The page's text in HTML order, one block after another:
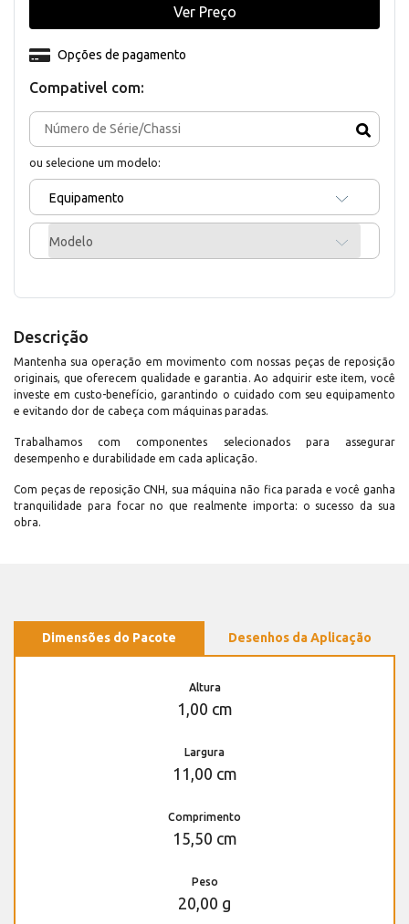
Compativel com:
ou selecione um modelo:
Equipamento
Modelo
Opções de pagamento
Ver Preço
Descrição
Mantenha sua operação em movimento com nossas peças de reposição
originais, que oferecem qualidade e garantia. Ao adquirir este item, você
investe em custo-benefício, garantindo o cuidado com seu equipamento
e evitando dor de cabeça com máquinas paradas.
Trabalhamos com componentes selecionados para assegurar
desempenho e durabilidade em cada aplicação.
Com peças de reposição CNH, sua máquina não fica parada e você ganha
tranquilidade para focar no que realmente importa: o sucesso da sua
obra.
Dimensões do Pacote Desenhos da Aplicação
Altura
1,00 cm
Largura
11,00 cm
Comprimento
15,50 cm
Peso
20,00 g